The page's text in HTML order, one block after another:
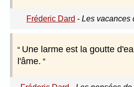
Fréderic Dard - Les vacances
Une larme est la goutte
l'âme.